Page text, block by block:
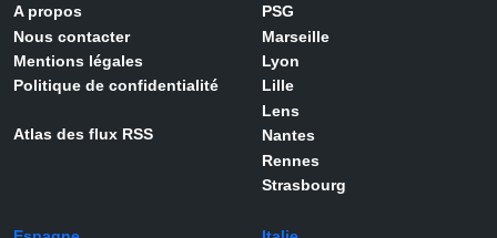
A propos
Nous contacter
Mentions légales
Politique de confidentialité
Atlas des flux RSS
PSG
Marseille
Lyon
Lille
Lens
Nantes
Rennes
Strasbourg